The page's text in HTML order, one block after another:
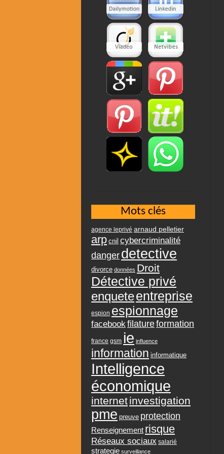
Mots clés
agence leprivé arnaud pelletier
arp cnil cybercriminalité
danger detective
divorce données Droit
Détective privé
enqueteentreprise
espion espionnage
facebookfilatureformation
france gsm ie influence
information informatique
Intelligence
économique
internetinvestigation
pme preuve protection
Renseignement risque
Réseaux sociaux salarié
strategie surveillance